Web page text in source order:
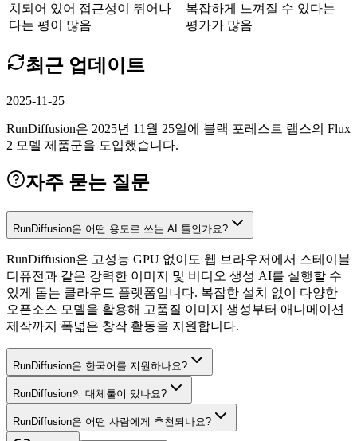
치되어 있어 접근성이 뛰어나
다는 평이 많음
복잡하게 느껴질 수 있다는
평가가 많음
최근 업데이트
2025-11-25
RunDiffusion은 2025년 11월 25일에 블랙 포레스트 랩스의 Flux
2 모델 제품군을 도입했습니다.
자주 묻는 질문
RunDiffusion은 어떤 용도로 쓰는 AI 툴인가요?
RunDiffusion은 고성능 GPU 없이도 웹 브라우저에서 스테이블
디퓨전과 같은 강력한 이미지 및 비디오 생성 AI를 실행할 수
있게 돕는 클라우드 플랫폼입니다. 복잡한 설치 없이 다양한
오픈소스 모델을 활용해 고품질 이미지 생성부터 애니메이션
제작까지 폭넓은 창작 활동을 지원합니다.
RunDiffusion은 한국어를 지원하나요?
RunDiffusion의 대체툴이 있나요?
RunDiffusion은 어떤 사람에게 추천되나요?